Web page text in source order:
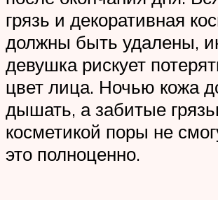
грязь и декоративная
должны быть удалены,
девушка рискует
цвет лица. Ночью кожа
дышать, а забитые
косметикой поры не
это полноценно.